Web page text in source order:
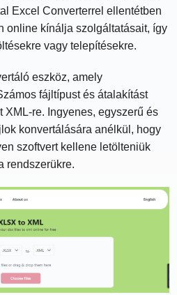
Excel Converterrel ellentétben
online kínálja szolgáltatásait, így
vagy telepítésekre.
eszköz, amely
fájltípust és átalakítást
XML-re. Ingyenes, egyszerű és
konvertálására anélkül, hogy
szoftvert kellene letölteniük
rendszerükre.